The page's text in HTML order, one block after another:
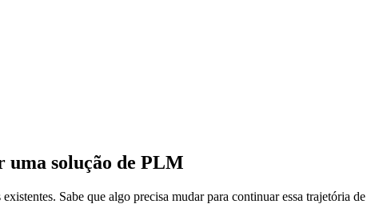
uma solução de PLM
Sabe que algo precisa mudar para continuar essa trajetória de